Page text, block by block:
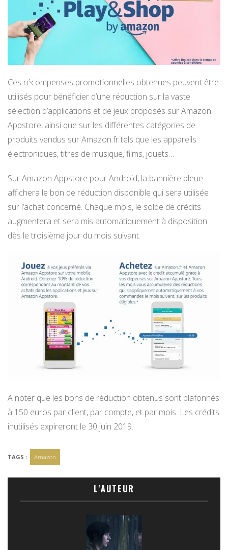
Ces récompenses promotionnelles obtenues peuvent être
utilisés pour bénéficier d’une réduction sur la vaste
sélection d’applications et de jeux proposés sur Amazon
Appstore, ainsi que sur les différentes catégories de
produits vendus sur Amazon.fr tels que les appareils
électroniques, titres de musique, films, jouets…
Sur Amazon Appstore pour Android, la bannière bleue
affichera le bon de réduction disponible qui sera utilisée
sur l’achat concerné. Chaque mois, le solde de crédits
augmentera et sera mis automatiquement à disposition
dès le troisième jour du mois suivant.
A noter que les bons de réduction obtenus sont plafonnés
à 150 euros par client, par compte, et par mois. Les crédits
inutilisés expireront le 30 juin 2019.
TAGS : Amazon
L'AUTEUR